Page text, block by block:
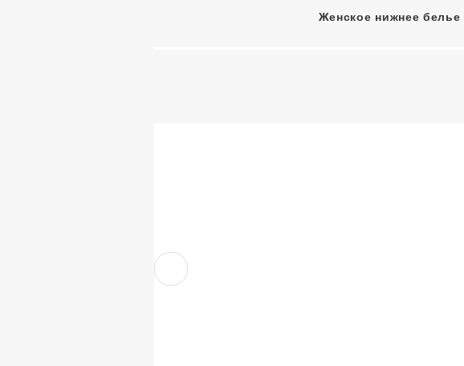
Женское нижнее белье